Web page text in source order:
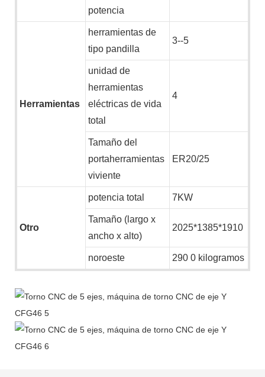
potencia
Herramientas
herramientas de
tipo pandilla
3--5
unidad de
herramientas
eléctricas de vida
total
4
Tamaño del
portaherramientas
viviente
ER20/25
Otro
potencia total 7KW
Tamaño (largo x
ancho x alto)
2025*1385*1910
noroeste 290 0 kilogramos